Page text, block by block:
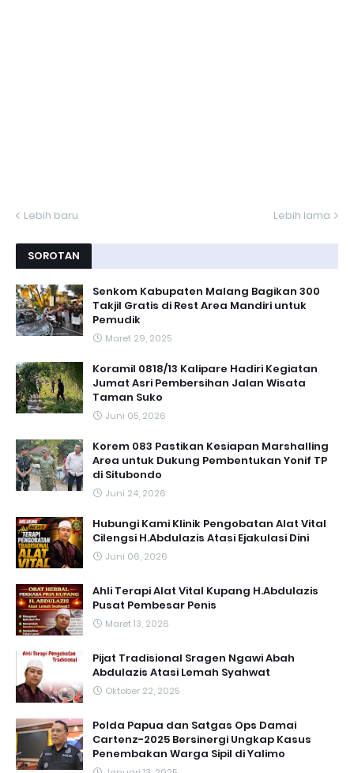
Lebih baru Lebih lama
SOROTAN
Senkom Kabupaten Malang Bagikan 300
Takjil Gratis di Rest Area Mandiri untuk
Pemudik
Maret 29, 2025
Koramil 0818/13 Kalipare Hadiri Kegiatan
Jumat Asri Pembersihan Jalan Wisata
Taman Suko
Juni 05, 2026
Korem 083 Pastikan Kesiapan Marshalling
Area untuk Dukung Pembentukan Yonif TP
di Situbondo
Juni 24, 2026
Hubungi Kami Klinik Pengobatan Alat Vital
Cilengsi H.Abdulazis Atasi Ejakulasi Dini
Juni 06, 2026
Ahli Terapi Alat Vital Kupang H.Abdulazis
Pusat Pembesar Penis
Maret 13, 2026
Pijat Tradisional Sragen Ngawi Abah
Abdulazis Atasi Lemah Syahwat
Oktober 22, 2025
Polda Papua dan Satgas Ops Damai
Cartenz-2025 Bersinergi Ungkap Kasus
Penembakan Warga Sipil di Yalimo